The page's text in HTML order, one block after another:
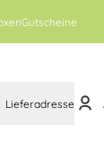
Gutscheine
Lieferadresse